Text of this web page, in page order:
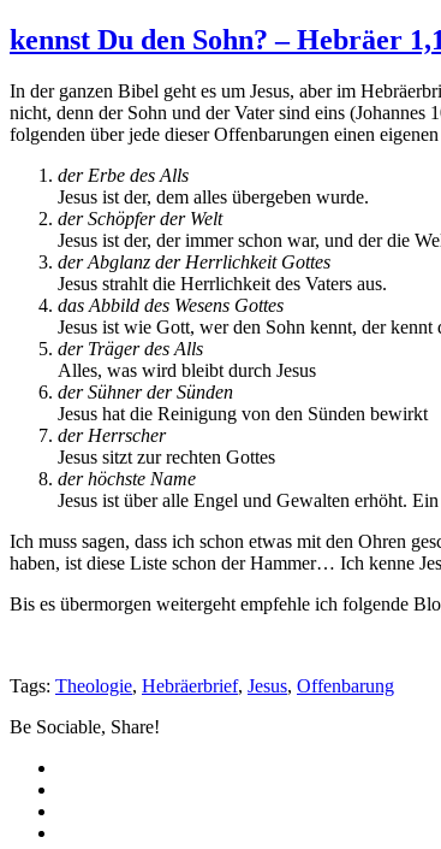
kennst Du den Sohn? – Hebräer
In der ganzen Bibel geht es um Jesus, aber im
nicht, denn der Sohn und der Vater sind eins
folgenden über jede dieser Offenbarungen einen
der Erbe des Alls
Jesus ist der, dem alles übergeben wurde.
der Schöpfer der Welt
Jesus ist der, der immer schon war, und der die
der Abglanz der Herrlichkeit Gottes
Jesus strahlt die Herrlichkeit des Vaters aus.
das Abbild des Wesens Gottes
Jesus ist wie Gott, wer den Sohn kennt, der kennt
der Träger des Alls
Alles, was wird bleibt durch Jesus
der Sühner der Sünden
Jesus hat die Reinigung von den Sünden bewirkt
der Herrscher
Jesus sitzt zur rechten Gottes
der höchste Name
Jesus ist über alle Engel und Gewalten erhöht.
Ich muss sagen, dass ich schon etwas mit den Ohren
haben, ist diese Liste schon der Hammer… Ich kenne
Bis es übermorgen weitergeht empfehle ich folgende
Tags: Theologie, Hebräerbrief, Jesus, Offenbarung
Be Sociable, Share!